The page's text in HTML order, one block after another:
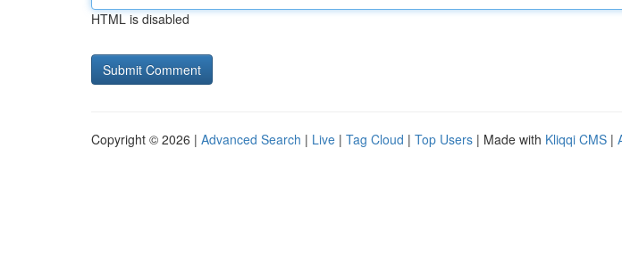
HTML is disabled
Copyright © 2026 | Advanced Search | Live | Tag Cloud | Top Users | Made with Kliqqi CMS |